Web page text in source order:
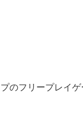
のフリープレイ